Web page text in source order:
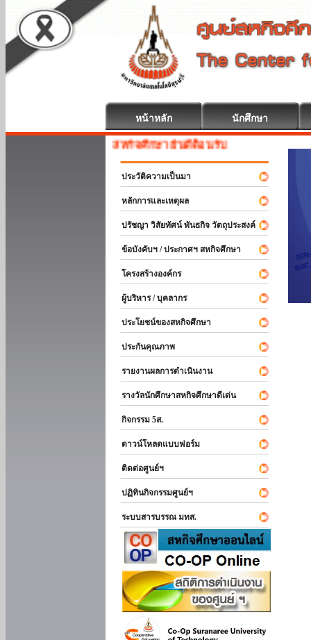
หน้าหลัก นักศึกษา
สหกิจศึกษา ยินดีต้อนรับ
ประวัติความเป็นมา
หลักการและเหตุผล
ปรัชญา วิสัยทัศน์ พันธกิจ วัตถุประสงค์
ข้อบังคับฯ / ประกาศฯ สหกิจศึกษา
โครงสร้างองค์กร
ผู้บริหาร / บุคลากร
ประโยชน์ของสหกิจศึกษา
ประกันคุณภาพ
รายงานผลการดำเนินงาน
รางวัลนักศึกษาสหกิจศึกษาดีเด่น
กิจกรรม 5ส.
ดาวน์โหลดแบบฟอร์ม
ติดต่อศูนย์ฯ
ปฏิทินกิจกรรมศูนย์ฯ
ระบบสารบรรณ มทส.